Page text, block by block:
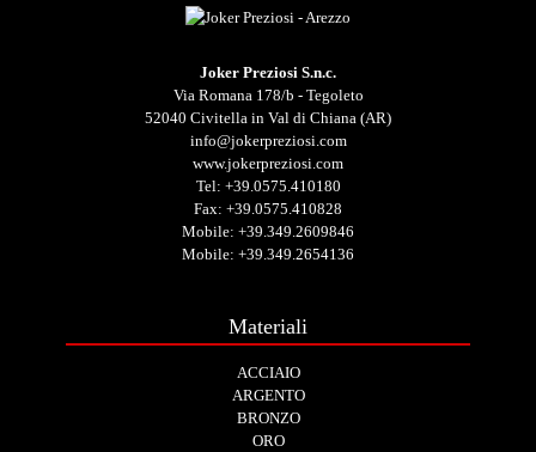
Joker Preziosi S.n.c.
Via Romana 178/b - Tegoleto
52040 Civitella in Val di Chiana (AR)
info@jokerpreziosi.com
www.jokerpreziosi.com
Tel: +39.0575.410180
Fax: +39.0575.410828
Mobile: +39.349.2609846
Mobile: +39.349.2654136
Materiali
ACCIAIO
ARGENTO
BRONZO
ORO